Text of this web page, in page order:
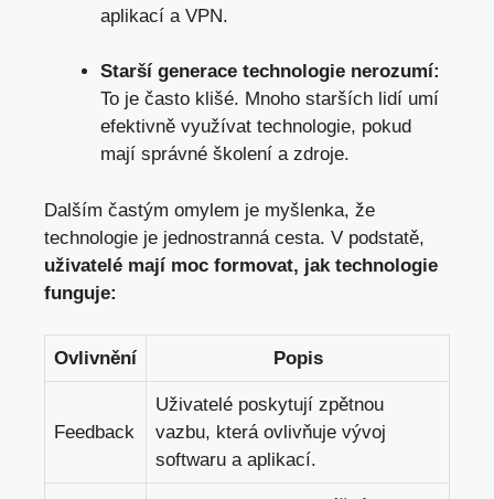
aplikací a VPN.
Starší generace technologie nerozumí:
To je často klišé. Mnoho starších lidí umí
efektivně využívat technologie, pokud
mají správné školení a zdroje.
Dalším častým omylem je myšlenka, že
technologie je jednostranná cesta. V podstatě,
uživatelé mají moc formovat, jak technologie
funguje:
Ovlivnění Popis
Feedback
Uživatelé poskytují zpětnou
vazbu, která ovlivňuje vývoj
softwaru a aplikací.